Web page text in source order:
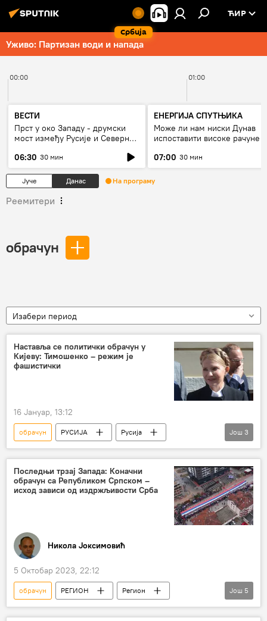
Србија
ЋИР
Уживо: Партизан води и напада
00:00 01:00
ВЕСТИ
Прст у око Западу - друмски
мост између Русије и Северне
06:30 30 мин
ЕНЕРГИЈА СПУТЊИКА
Може ли нам ниски Дунав
испоставити високе рачуне
07:00 30 мин
Јуче Данас На програму
Реемитери
обрачун
Изабери период
Наставља се политички обрачун у
Кијеву: Тимошенко – режим је
фашистички
16 Јануар, 13:12
обрачун РУСИЈА
Русија
Украјина
Јулија Тимошенко
Владимир Зеленски
Још 3
Последњи трзај Запада: Коначни
обрачун са Републиком Српском –
исход зависи од издржљивости Срба
Никола Јоксимовић
5 Октобар 2023, 22:12
обрачун РЕГИОН
Регион
Регион – политика
Република Српска (РС)
Још 5